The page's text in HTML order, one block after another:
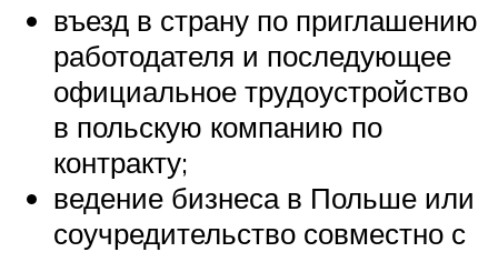
въезд в страну по приглашению
работодателя и последующее
официальное трудоустройство
в польскую компанию по
контракту;
ведение бизнеса в Польше или
соучредительство совместно с